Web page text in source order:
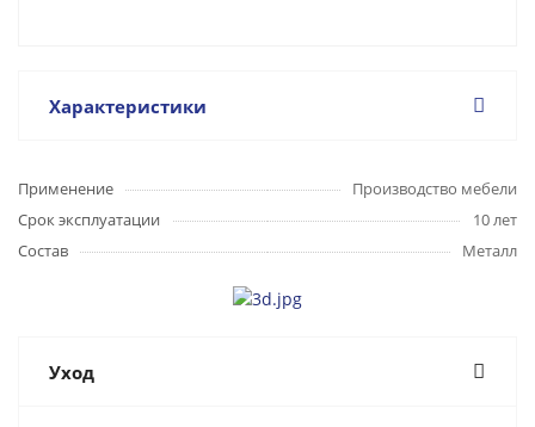
Характеристики
Применение
Производство мебели
Срок эксплуатации
10 лет
Состав
Металл
Уход